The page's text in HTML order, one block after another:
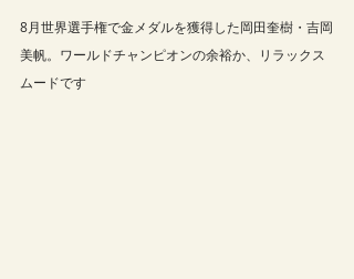
8月世界選手権で金メダルを獲得した岡田奎樹・吉岡
美帆。ワールドチャンピオンの余裕か、リラックス
ムードです